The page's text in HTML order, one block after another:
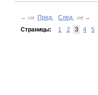
← ctrl Пред. След. ctrl →
Страницы:
1 2 3 4 5